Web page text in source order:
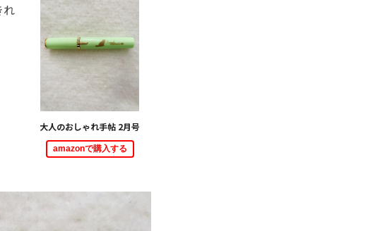
大人のおしゃれ手帖 2月号
amazonで購入する
れ